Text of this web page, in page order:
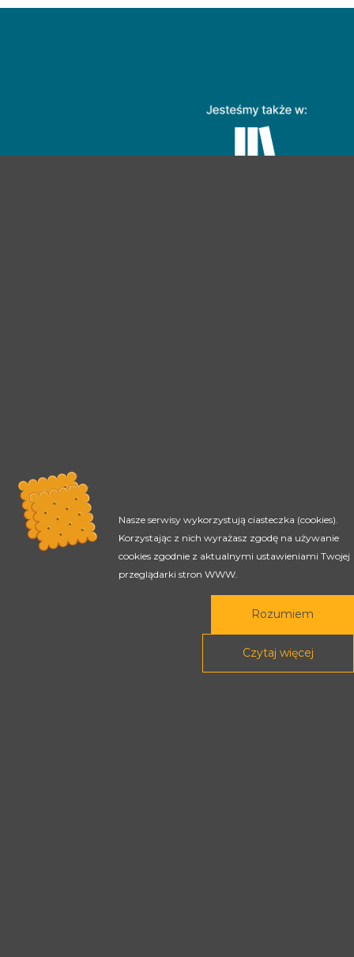
Nasze serwisy wykorzystują ciasteczka (cookies).
Korzystając z nich wyrażasz zgodę na używanie
cookies zgodnie z aktualnymi ustawieniami Twojej
przeglądarki stron WWW.
Rozumiem
Czytaj więcej